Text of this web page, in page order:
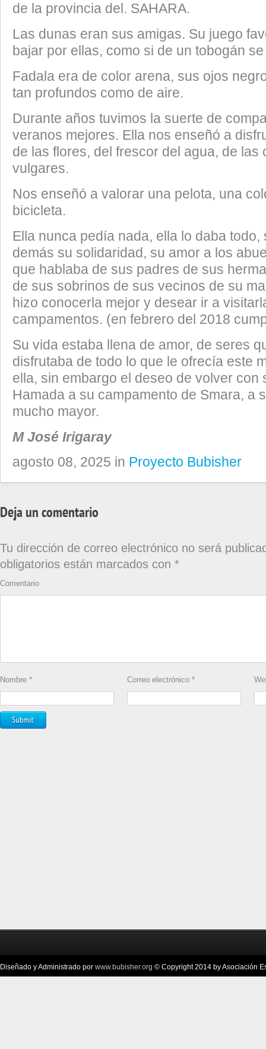
de la provincia del. SAHARA.
Las dunas eran sus amigas. Su juego
bajar por ellas, como si de un tobogán
Fadala era de color arena, sus ojos
tan profundos como de aire.
Durante años tuvimos la suerte de
veranos mejores. Ella nos enseñó a
de las flores, del frescor del agua, de las
vulgares.
Nos enseñó a valorar una pelota, una
bicicleta.
Ella nunca pedía nada, ella lo daba todo,
demás su solidaridad, su amor a los
que hablaba de sus padres de sus
de sus sobrinos de sus vecinos de su
hizo conocerla mejor y desear ir a
campamentos. (en febrero del 2018
Su vida estaba llena de amor, de seres
disfrutaba de todo lo que le ofrecía este
ella, sin embargo el deseo de volver con
Hamada a su campamento de Smara, a
mucho mayor.
M José Irigaray
agosto 08, 2025 in Proyecto Bubisher
Deja un comentario
Tu dirección de correo electrónico no será
obligatorios están marcados con *
Comentario
Nombre * Correo electrónico *
Diseñado y Administrado por www.bubisher.org © Copyright 2014 by Asociación